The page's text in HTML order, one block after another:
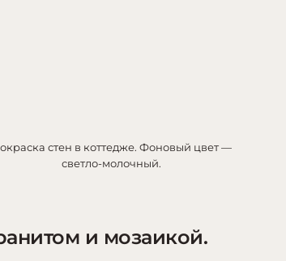
стен в коттедже. Фоновый цвет —
светло-молочный.
и мозаикой.